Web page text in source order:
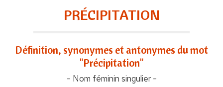
PRÉCIPITATION
Définition, synonymes et antonymes du mot
"Précipitation"
- Nom féminin singulier -